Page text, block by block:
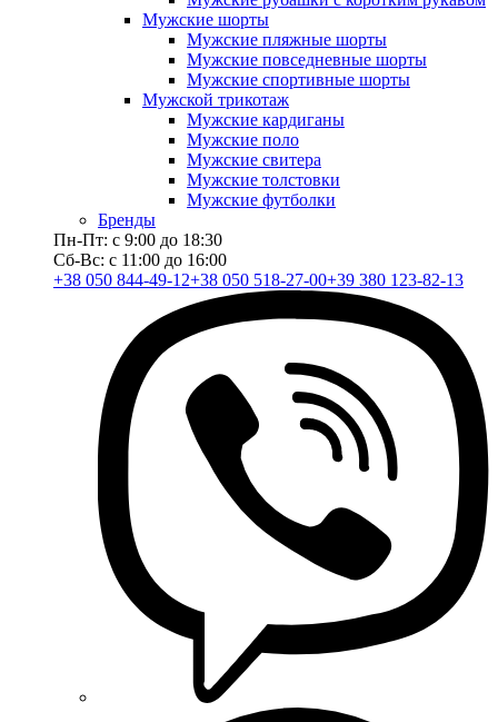
Мужские шорты
Мужские пляжные шорты
Мужские повседневные шорты
Мужские спортивные шорты
Мужской трикотаж
Мужские кардиганы
Мужские поло
Мужские свитера
Мужские толстовки
Мужские футболки
Бренды
Пн-Пт: с 9:00 до 18:30
Сб-Вс: с 11:00 до 16:00
+38 050 844-49-12+38 050 518-27-00+39 380 123-82-13